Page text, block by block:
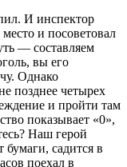
И инспектор
и посоветовал
— составляем
вы его
Однако
позднее четырех
и пройти там
показывает «0»,
Наш герой
садится в
поехал в